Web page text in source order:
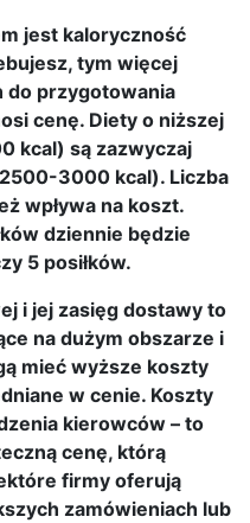
jest kaloryczność
tym więcej
do przygotowania
cenę. Diety o niższej
kcal) są zazwyczaj
3000 kcal). Liczba
wpływa na koszt.
dziennie będzie
5 posiłków.
i jej zasięg dostawy to
na dużym obszarze i
mieć wyższe koszty
w cenie. Koszty
kierowców – to
cenę, którą
firmy oferują
zamówieniach lub